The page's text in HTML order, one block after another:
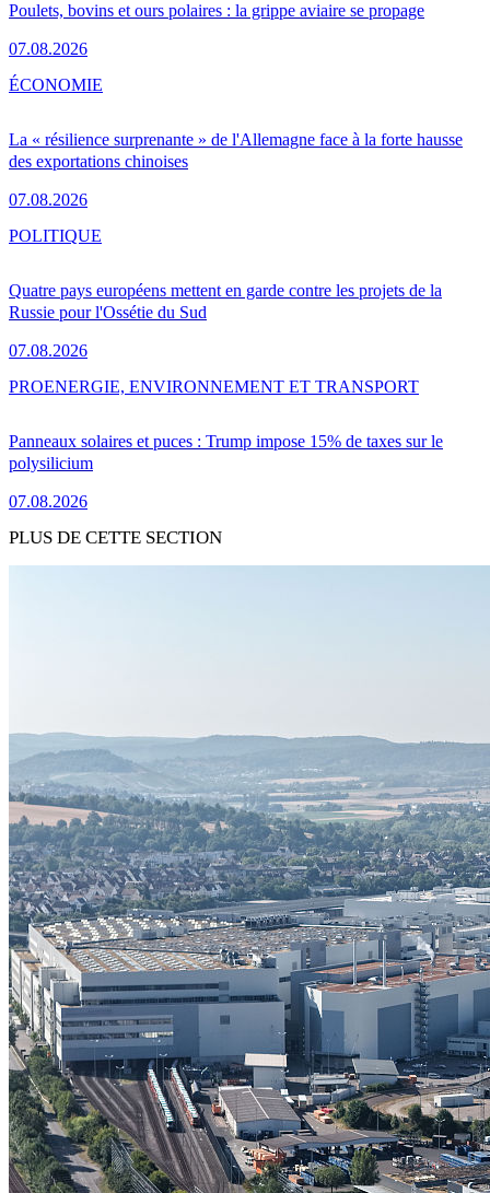
Poulets, bovins et ours polaires : la grippe aviaire se propage
07.08.2026
La « résilience surprenante » de l'Allemagne face à la forte hausse
des exportations chinoises
07.08.2026
ÉCONOMIE
Quatre pays européens mettent en garde contre les projets de la
Russie pour l'Ossétie du Sud
07.08.2026
POLITIQUE
Panneaux solaires et puces : Trump impose 15% de taxes sur le
polysilicium
07.08.2026
PROENERGIE, ENVIRONNEMENT ET TRANSPORT
PLUS DE CETTE SECTION